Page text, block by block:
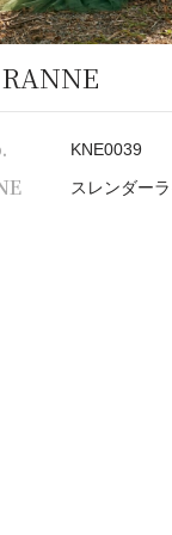
KNE0039
スレンダー